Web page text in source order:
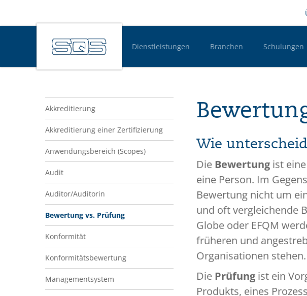
Hauptnavigation Desktop
Dienstleistungen Branchen Schulungen
Wie
Die Bewertung ist
eine Person. Im
Bewertung nicht um
und oft vergleichende
Globe oder EFQM
früheren und
Organisationen stehen.
Die Prüfung ist ein
Produkts, eines
Navigation Glossar
Akkreditierung
Akkreditierung einer Zertifizierung
Anwendungsbereich (Scopes)
Audit
Auditor/Auditorin
Bewertung vs. Prüfung
Konformität
Konformitätsbewertung
Managementsystem